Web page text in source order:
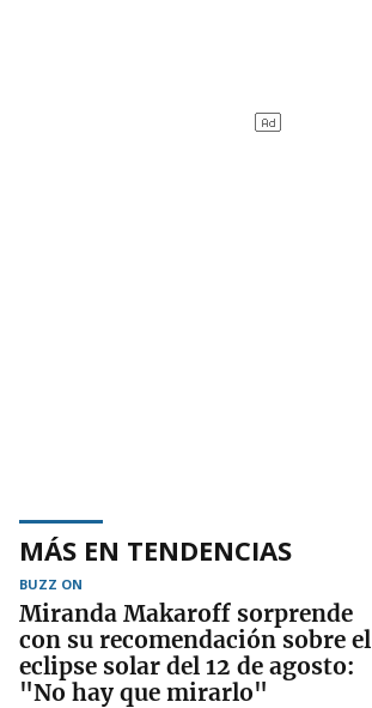
MÁS EN TENDENCIAS
BUZZ ON
Miranda Makaroff sorprende
con su recomendación sobre el
eclipse solar del 12 de agosto:
"No hay que mirarlo"